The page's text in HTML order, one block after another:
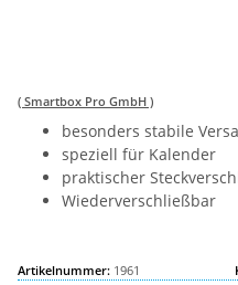
( Smartbox Pro GmbH )
besonders stabile
speziell für Kalender
praktischer
Wiederverschließbar
Artikelnummer: 1961